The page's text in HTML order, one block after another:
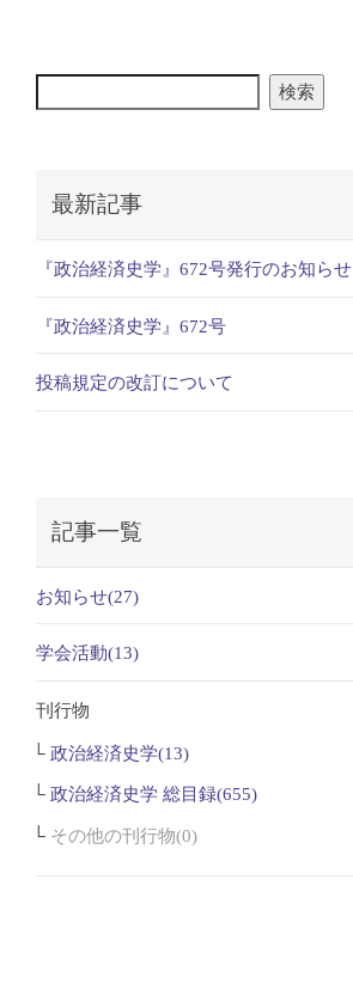
検索
最新記事
『政治経済史学』672号発行のお知らせ
『政治経済史学』672号
投稿規定の改訂について
記事一覧
お知らせ(27)
学会活動(13)
刊行物
政治経済史学(13)
政治経済史学 総目録(655)
その他の刊行物